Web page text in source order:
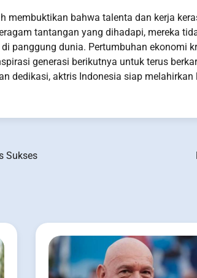
membuktikan bahwa talenta dan kerja
tantangan yang dihadapi, mereka
panggung dunia. Pertumbuhan ekonomi
generasi berikutnya untuk terus
dedikasi, aktris Indonesia siap
Sukses